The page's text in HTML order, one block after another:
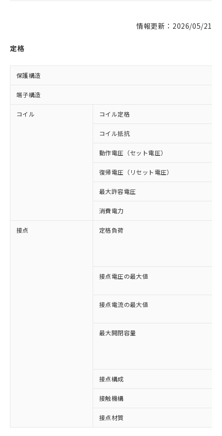
情報更新：2026/05/21
定格
保護構造
端子構造
コイル コイル定格
コイル抵抗
動作電圧（セット電圧）
復帰電圧（リセット電圧）
最大許容電圧
消費電力
接点 定格負荷
接点電圧の最大値
接点電流の最大値
最大開閉容量
接点構成
接触機構
接点材質
対応済み：EU RoHS指令（10物質）の
非含有に対応した製品が提供可能な商品で